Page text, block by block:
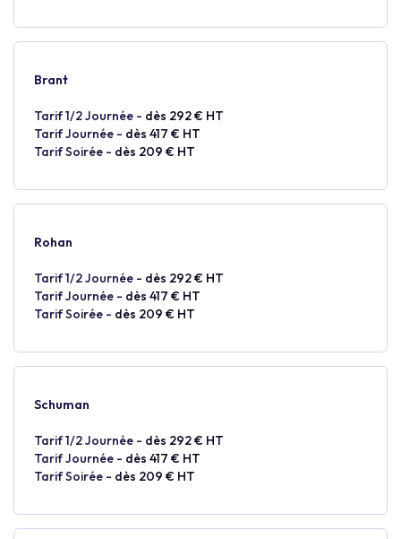
Brant
Tarif 1/2 Journée - dès 292 € HT
Tarif Journée - dès 417 € HT
Tarif Soirée - dès 209 € HT
Rohan
Tarif 1/2 Journée - dès 292 € HT
Tarif Journée - dès 417 € HT
Tarif Soirée - dès 209 € HT
Schuman
Tarif 1/2 Journée - dès 292 € HT
Tarif Journée - dès 417 € HT
Tarif Soirée - dès 209 € HT